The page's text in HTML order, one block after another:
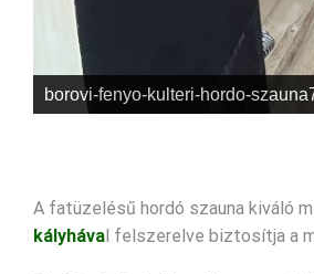
borovi-fenyo-kulteri-hordo-
A fatüzelésű hordó szauna kiváló
kályhával felszerelve biztosítja a